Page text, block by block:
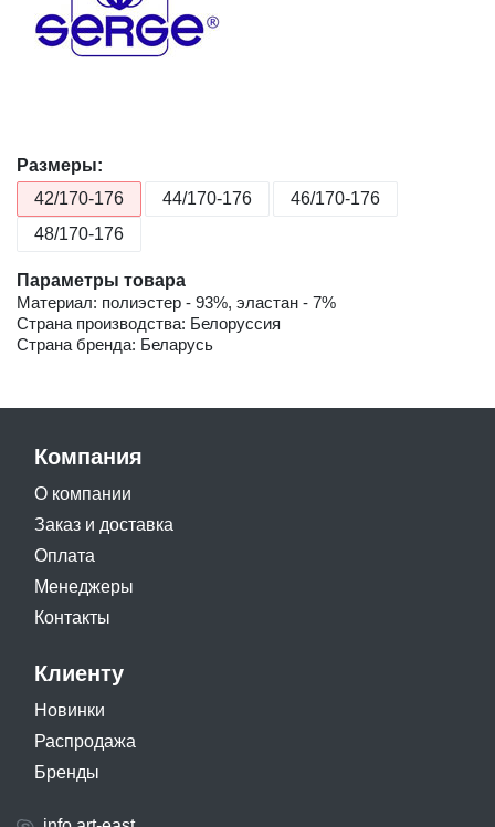
Размеры:
42/170-176
44/170-176
46/170-176
48/170-176
Параметры товара
Материал: полиэстер - 93%, эластан - 7%
Страна производства: Белоруссия
Страна бренда: Беларусь
Компания
О компании
Заказ и доставка
Оплата
Менеджеры
Контакты
Клиенту
Новинки
Распродажа
Бренды